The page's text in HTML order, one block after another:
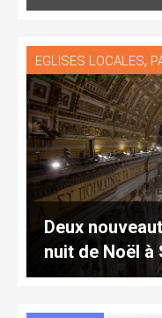
EGLISES LOCALES,
Deux
nuit de Noël à